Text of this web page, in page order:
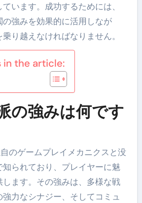
います。成功するためには、
強みを効果的に活用しなが
り越えなければなりません。
in the article:
の強みは何です
のゲームプレイメカニクスと没
知られており、プレイヤーに魅
ます。その強みは、多様な戦
力なシナジー、そしてコミュ